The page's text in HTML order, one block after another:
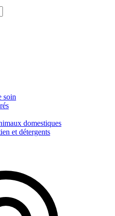
soin
domestiques
et détergents